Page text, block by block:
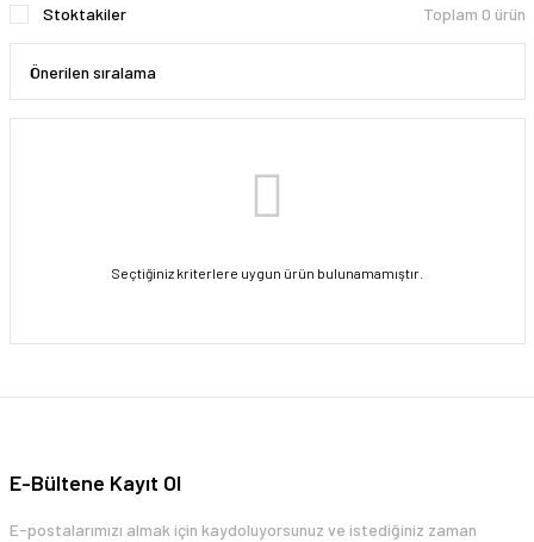
Stoktakiler Toplam 0 ürün
Seçtiğiniz kriterlere uygun ürün bulunamamıştır.
E-Bültene Kayıt Ol
E-postalarımızı almak için kaydoluyorsunuz ve istediğiniz zaman